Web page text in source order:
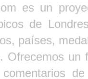
es un
de
países,
Ofrecemos un